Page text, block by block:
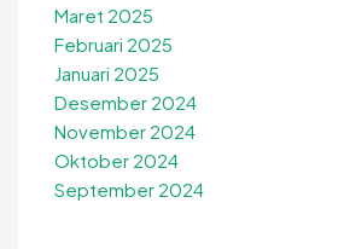
Maret 2025
Februari 2025
Januari 2025
Desember 2024
November 2024
Oktober 2024
September 2024